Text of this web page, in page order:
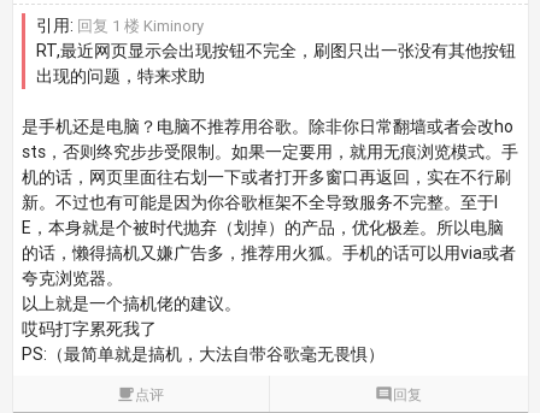
引用: 回复 1 楼 Kiminory
RT,最近网页显示会出现按钮不完全，刷图只出一张没有其他按钮
出现的问题，特来求助
是手机还是电脑？电脑不推荐用谷歌。除非你日常翻墙或者会改ho
sts，否则终究步步受限制。如果一定要用，就用无痕浏览模式。手
机的话，网页里面往右划一下或者打开多窗口再返回，实在不行刷
新。不过也有可能是因为你谷歌框架不全导致服务不完整。至于I
E，本身就是个被时代抛弃（划掉）的产品，优化极差。所以电脑
的话，懒得搞机又嫌广告多，推荐用火狐。手机的话可以用via或者
夸克浏览器。
以上就是一个搞机佬的建议。
哎码打字累死我了
PS:（最简单就是搞机，大法自带谷歌毫无畏惧）
点评  回复